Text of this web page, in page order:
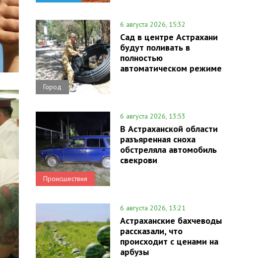
Город
6 августа 2026, 15:32
Сад в центре Астрахани
будут поливать в
полностью
автоматическом режиме
Происшествия
6 августа 2026, 13:53
В Астраханской области
разъяренная сноха
обстреляла автомобиль
свекрови
6 августа 2026, 13:21
Астраханские бахчеводы
рассказали, что
происходит с ценами на
арбузы